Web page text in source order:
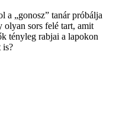
a „gonosz” tanár próbálja
olyan sors felé tart, amit
tényleg rabjai a lapokon
is?